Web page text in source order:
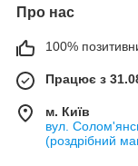
Про нас
100%
Працює з
м. Київ
вул.
(роздрібний